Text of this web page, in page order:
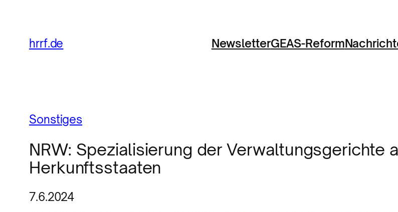
hrrf.de NewsletterGEAS-Reform
Sonstiges
NRW: Spezialisierung der Verwaltungsgerichte
Herkunftsstaaten
7.6.2024